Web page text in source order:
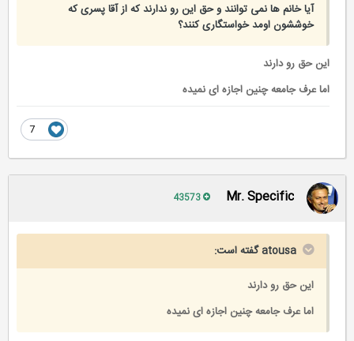
آیا خانم ها نمی توانند و حق این رو ندارند که از آقا پسری که
خوششون اومد خواستگاری کنند؟
این حق رو دارند
اما عرف جامعه چنین اجازه ای نمیده
Mr. Specific
atousa گفته است:
این حق رو دارند
اما عرف جامعه چنین اجازه ای نمیده